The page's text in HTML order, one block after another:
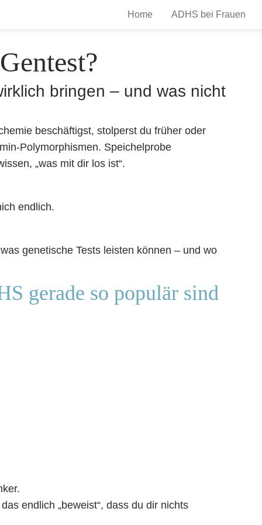
Home ADHS bei Frauen
bringen – und was nicht
beschäftigst, stolperst du früher oder
Polymorphismen. Speichelprobe
„was mit dir los ist“.
endlich.
genetische Tests leisten können – und wo
gerade so populär sind
endlich „beweist“, dass du dir nichts